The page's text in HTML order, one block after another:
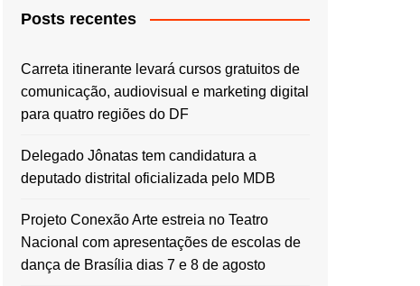
Posts recentes
Carreta itinerante levará cursos gratuitos de
comunicação, audiovisual e marketing digital
para quatro regiões do DF
Delegado Jônatas tem candidatura a
deputado distrital oficializada pelo MDB
Projeto Conexão Arte estreia no Teatro
Nacional com apresentações de escolas de
dança de Brasília dias 7 e 8 de agosto